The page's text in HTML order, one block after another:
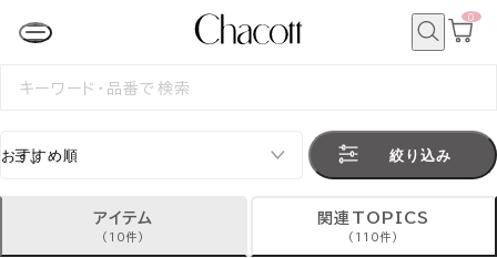
カ
0
検
絞り込み
アイテム
(10件)
関連TOPICS
(110件)